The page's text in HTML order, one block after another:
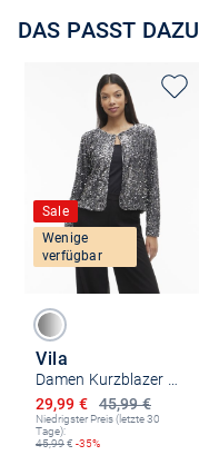
DAS PASST DAZU
Sale
Wenige
verfügbar
Vila
Damen Kurzblazer - VIFath
45,99 €
Ermäßigter Preis
29,99 €
Niedrigster Preis (letzte 30
Tage):
45,99€ -35%